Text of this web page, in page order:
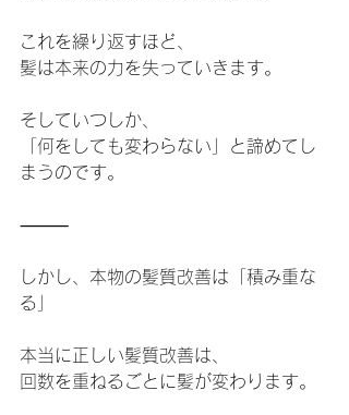
これを繰り返すほど、
髪は本来の力を失っていきます。
そしていつしか、
「何をしても変わらない」と諦めてし
まうのです。
⸻
しかし、本物の髪質改善は「積み重な
る」
本当に正しい髪質改善は、
回数を重ねるごとに髪が変わります。